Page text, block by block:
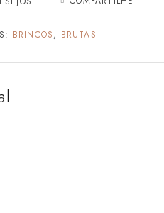
BRINCOS, BRUTAS